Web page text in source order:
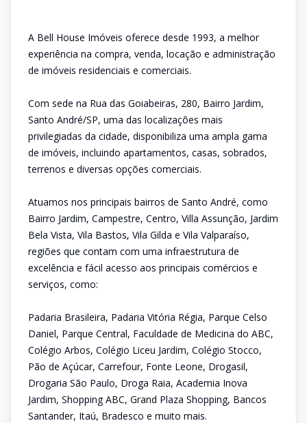
A Bell House Imóveis oferece desde 1993, a melhor
experiência na compra, venda, locação e administração
de imóveis residenciais e comerciais.
Com sede na Rua das Goiabeiras, 280, Bairro Jardim,
Santo André/SP, uma das localizações mais
privilegiadas da cidade, disponibiliza uma ampla gama
de imóveis, incluindo apartamentos, casas, sobrados,
terrenos e diversas opções comerciais.
Atuamos nos principais bairros de Santo André, como
Bairro Jardim, Campestre, Centro, Villa Assunção, Jardim
Bela Vista, Vila Bastos, Vila Gilda e Vila Valparaíso,
regiões que contam com uma infraestrutura de
excelência e fácil acesso aos principais comércios e
serviços, como:
Padaria Brasileira, Padaria Vitória Régia, Parque Celso
Daniel, Parque Central, Faculdade de Medicina do ABC,
Colégio Arbos, Colégio Liceu Jardim, Colégio Stocco,
Pão de Açúcar, Carrefour, Fonte Leone, Drogasil,
Drogaria São Paulo, Droga Raia, Academia Inova
Jardim, Shopping ABC, Grand Plaza Shopping, Bancos
Santander, Itaú, Bradesco e muito mais.